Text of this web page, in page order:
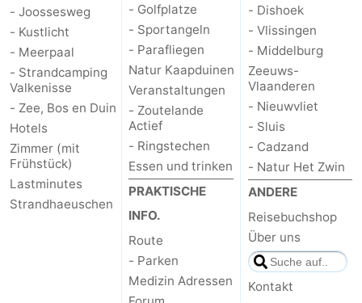
- Joossesweg
- Kustlicht
- Meerpaal
- Strandcamping
Valkenisse
- Zee, Bos en Duin
Hotels
Zimmer (mit
Frühstück)
Lastminutes
Strandhaeuschen
- Golfplatze
- Sportangeln
- Parafliegen
Natur Kaapduinen
Veranstaltungen
- Zoutelande
Actief
- Ringstechen
Essen und trinken
PRAKTISCHE
INFO.
Route
- Parken
Medizin Adressen
- Dishoek
- Vlissingen
- Middelburg
Zeeuws-
Vlaanderen
- Nieuwvliet
- Sluis
- Cadzand
- Natur Het Zwin
ANDERE
Reisebuchshop
Über uns
Kontakt